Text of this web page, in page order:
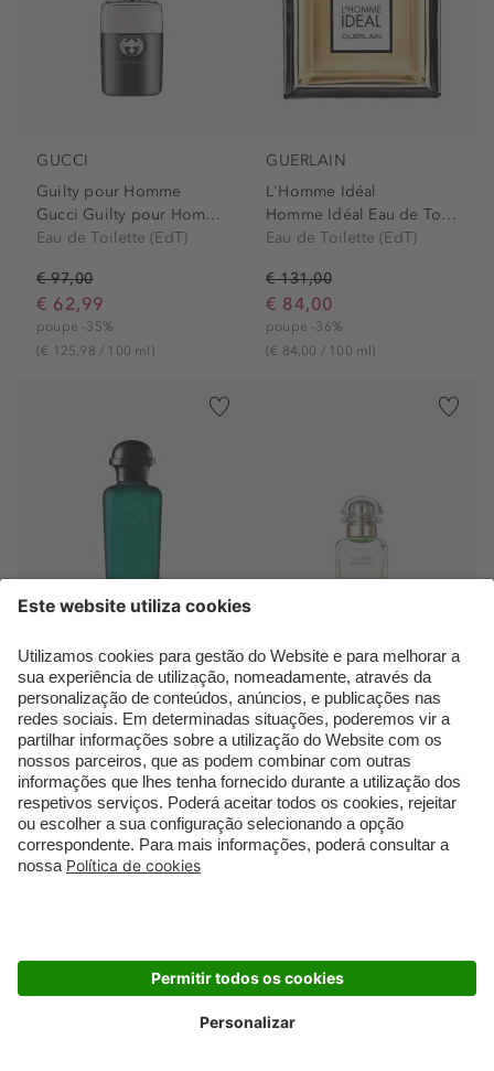
GUCCI
Guilty pour Homme
Gucci Guilty pour Homme Eau...
Eau de Toilette (EdT)
€ 97,00
€ 62,99
poupe -35%
(€ 125,98 / 100 ml)
GUERLAIN
L'Homme Idéal
Homme Idéal Eau de Toilette
Eau de Toilette (EdT)
€ 131,00
€ 84,00
poupe -36%
(€ 84,00 / 100 ml)
HERMÈS
Eau d'orange verte Concentré
Concentré d'Orange Verte...
Eau de Toilette (EdT)
€ 99,00
€ 70,99
poupe -28%
HERMÈS
Un Jardin sur le Toit
Un Jardin sur le Toit Eau...
Eau de Toilette (EdT)
€ 109,00
€ 69,99
poupe -36%